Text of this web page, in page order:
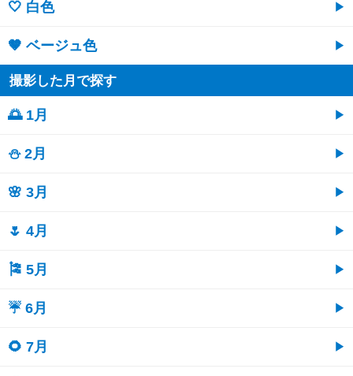
🤍 白色
🤎 ベージュ色
撮影した月で探す
🌅 1月
⛄ 2月
🌸 3月
🌷 4月
🎏 5月
☔ 6月
🌻 7月